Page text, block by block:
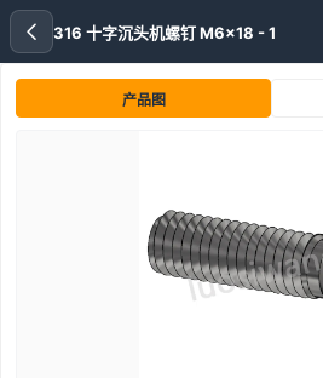
316 十字沉头机螺钉 M6x18 - 1
产品图